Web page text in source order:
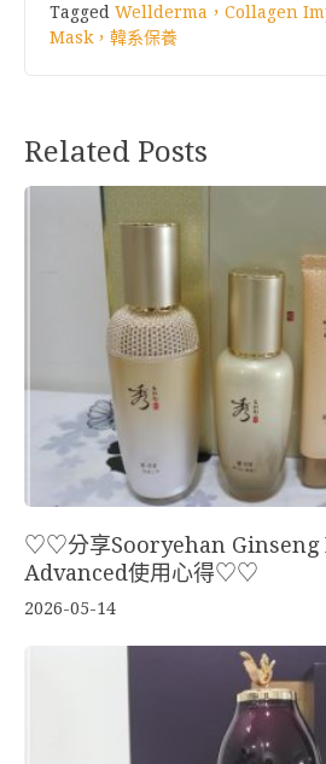
Tagged Wellderma，Collagen
Mask，韓系保養
Related Posts
♡♡分享Sooryehan Ginseng
Advanced使用心得♡♡
2026-05-14